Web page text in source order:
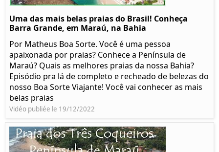
Uma das mais belas praias do Brasil! Conheça
Barra Grande, em Maraú, na Bahia
Por Matheus Boa Sorte. Você é uma pessoa
apaixonada por praias? Conhece a Península de
Maraú? Quais as melhores praias da nossa Bahia?
Episódio pra lá de completo e recheado de belezas do
nosso Boa Sorte Viajante! Você vai conhecer as mais
belas praias
Vidéo publiée le 19/12/2022